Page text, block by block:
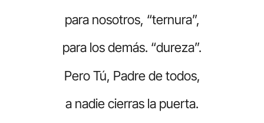
para nosotros, “ternura”,
para los demás. “dureza”.
Pero Tú, Padre de todos,
a nadie cierras la puerta.